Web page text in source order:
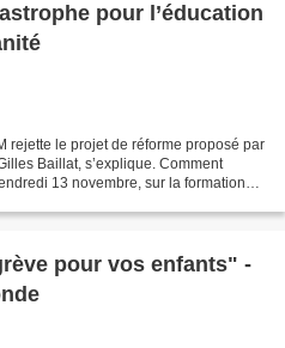
pour l’éducation
rejette le projet de réforme proposé par
Baillat, s’explique. Comment
13 novembre, sur la formation
pour vos enfants" -
du Monde